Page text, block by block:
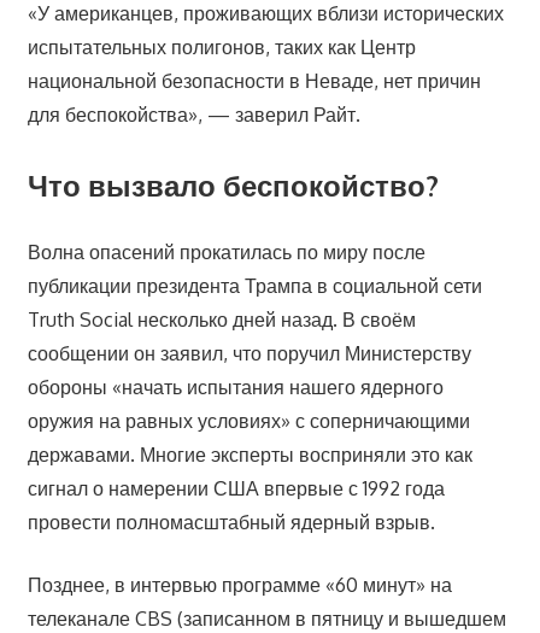
«У американцев, проживающих вблизи исторических
испытательных полигонов, таких как Центр
национальной безопасности в Неваде, нет причин
для беспокойства», — заверил Райт.
Что вызвало беспокойство?
Волна опасений прокатилась по миру после
публикации президента Трампа в социальной сети
Truth Social несколько дней назад. В своём
сообщении он заявил, что поручил Министерству
обороны «начать испытания нашего ядерного
оружия на равных условиях» с соперничающими
державами. Многие эксперты восприняли это как
сигнал о намерении США впервые с 1992 года
провести полномасштабный ядерный взрыв.
Позднее, в интервью программе «60 минут» на
телеканале CBS (записанном в пятницу и вышедшем